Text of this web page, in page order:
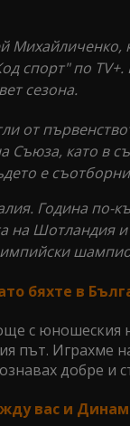
спорт" по
сезона.
от
Съюза, като в
е
Година по-
Шотландия
бяхте в
с
път. Играхме
добре и
вас и